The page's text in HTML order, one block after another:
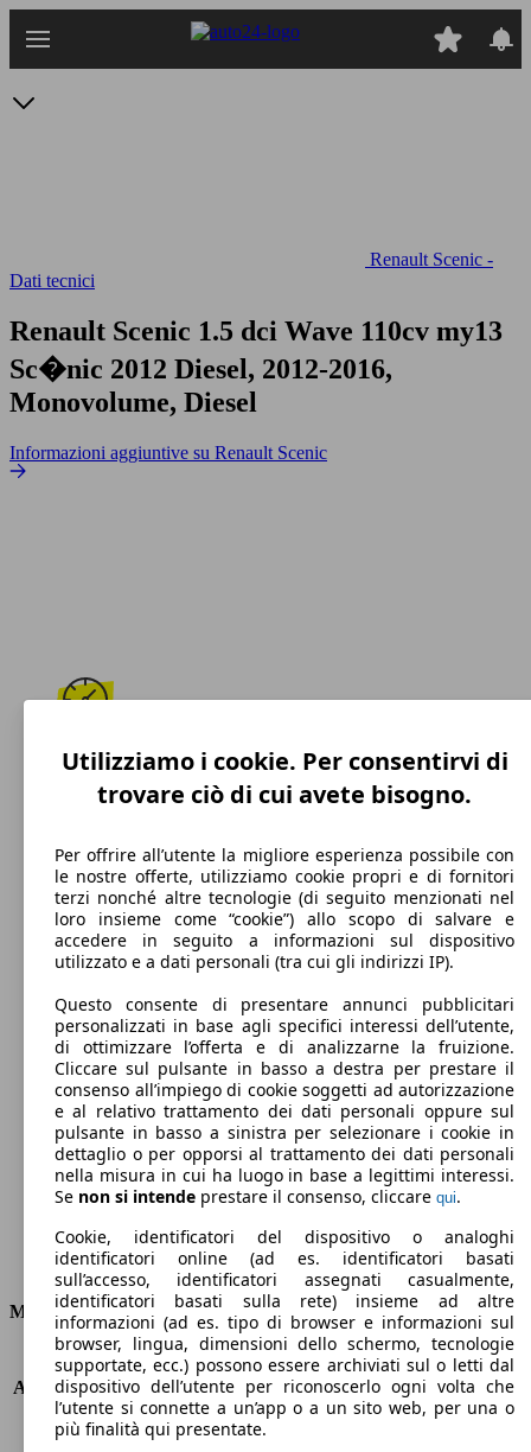
Renault Scenic -
Dati tecnici
Renault Scenic 1.5 dci Wave 110cv my13
Sc�nic 2012 Diesel, 2012-2016,
Monovolume, Diesel
Informazioni aggiuntive su Renault Scenic
180 km/h
Velocità massima
Diesel
Carburante
120 g/km
Emissioni di CO2 (combinato)*
Consumi
Motore e Prestazioni
KW (PS)
81 kW (110 PS)
Accelerazione (0-100 km/h)
13.3s
Velocità massima (km/h)
180 km/h
Numero di marce
6
Utilizziamo i cookie. Per consentirvi di
trovare ciò di cui avete bisogno.
Per offrire all’utente la migliore esperienza possibile con
le nostre offerte, utilizziamo cookie propri e di fornitori
terzi nonché altre tecnologie (di seguito menzionati nel
loro insieme come “cookie”) allo scopo di salvare e
accedere in seguito a informazioni sul dispositivo
utilizzato e a dati personali (tra cui gli indirizzi IP).
Questo consente di presentare annunci pubblicitari
personalizzati in base agli specifici interessi dell’utente,
di ottimizzare l’offerta e di analizzarne la fruizione.
Cliccare sul pulsante in basso a destra per prestare il
consenso all’impiego di cookie soggetti ad autorizzazione
e al relativo trattamento dei dati personali oppure sul
pulsante in basso a sinistra per selezionare i cookie in
dettaglio o per opporsi al trattamento dei dati personali
nella misura in cui ha luogo in base a legittimi interessi.
Se non si intende prestare il consenso, cliccare qui.
Cookie, identificatori del dispositivo o analoghi
identificatori online (ad es. identificatori basati
sull’accesso, identificatori assegnati casualmente,
identificatori basati sulla rete) insieme ad altre
informazioni (ad es. tipo di browser e informazioni sul
browser, lingua, dimensioni dello schermo, tecnologie
supportate, ecc.) possono essere archiviati sul o letti dal
dispositivo dell’utente per riconoscerlo ogni volta che
l’utente si connette a un’app o a un sito web, per una o
più finalità qui presentate.